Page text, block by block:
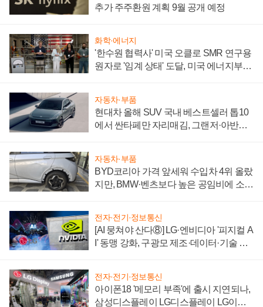
추가 주주환원 계획 9월 공개 예정
화학·에너지
'한수원 협력사' 미국 오클로 SMR 연구용
원자로 '임계 상태' 도달, 미국 에너지부
자동차·부품
현대차 올해 SUV 국내 베스트셀러 톱10
에서 싼타페만 자리매김, 그랜저·아반떼
자동차·부품
BYD코리아 가격 앞세워 수입차 4위 올랐
지만, BMW·벤츠보다 높은 공임비에 소비
전자·전기·정보통신
[AI 뭉쳐야 산다⑧] LG·엔비디아 '피지컬 A
I' 동맹 강화, 구광모 제조·데이터·기술 결
전자·전기·정보통신
아이폰18 '메모리 부족'에 출시 지연되나,
삼성디스플레이 LG디스플레이 LG이노